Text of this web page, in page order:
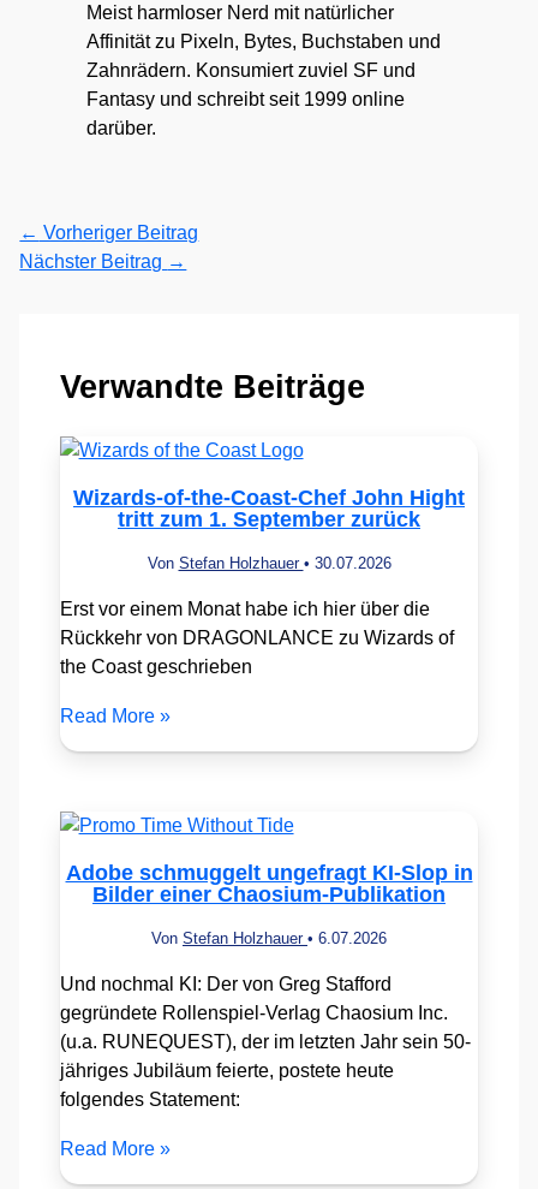
Meist harmloser Nerd mit natürlicher
Affinität zu Pixeln, Bytes, Buchstaben und
Zahnrädern. Konsumiert zuviel SF und
Fantasy und schreibt seit 1999 online
darüber.
← Vorheriger Beitrag
Nächster Beitrag →
Verwandte Beiträge
Wizards-of-the-Coast-Chef John Hight
tritt zum 1. September zurück
Von Stefan Holzhauer • 30.07.2026
Erst vor einem Monat habe ich hier über die
Rückkehr von DRAGONLANCE zu Wizards of
the Coast geschrieben
Read More »
Adobe schmuggelt ungefragt KI-Slop in
Bilder einer Chaosium-Publikation
Von Stefan Holzhauer • 6.07.2026
Und nochmal KI: Der von Greg Stafford
gegründete Rollenspiel-Verlag Chaosium Inc.
(u.a. RUNEQUEST), der im letzten Jahr sein 50-
jähriges Jubiläum feierte, postete heute
folgendes Statement:
Read More »